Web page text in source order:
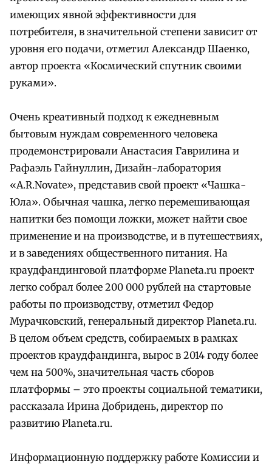
имеющих явной эффективности для
потребителя, в значительной степени зависит от
уровня его подачи, отметил Александр Шаенко,
автор проекта «Космический спутник своими
руками».
Очень креативный подход к ежедневным
бытовым нуждам современного человека
продемонстрировали Анастасия Гаврилина и
Рафаэль Гайнуллин, Дизайн-лаборатория
«A.R.Novate», представив свой проект «Чашка-
Юла». Обычная чашка, легко перемешивающая
напитки без помощи ложки, может найти свое
применение и на производстве, и в путешествиях,
и в заведениях общественного питания. На
краудфандинговой платформе Planeta.ru проект
легко собрал более 200 000 рублей на стартовые
работы по производству, отметил Федор
Мурачковский, генеральный директор Planeta.ru.
В целом объем средств, собираемых в рамках
проектов краудфандинга, вырос в 2014 году более
чем на 500%, значительная часть сборов
платформы – это проекты социальной тематики,
рассказала Ирина Добридень, директор по
развитию Planeta.ru.
Информационную поддержку работе Комиссии и